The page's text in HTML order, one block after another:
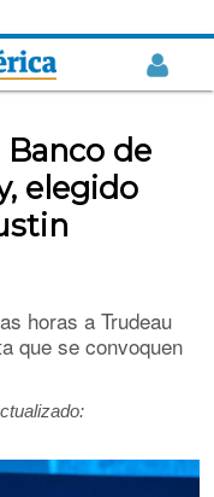
de
elegido
horas a Trudeau
que se convoquen